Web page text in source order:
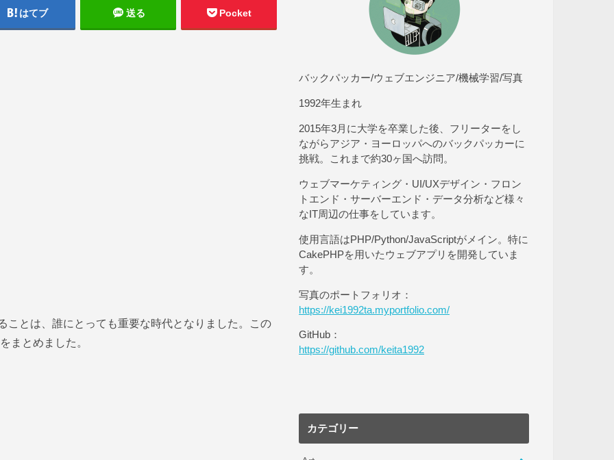
はてブ 送る Pocket
ことは、誰にとっても重要な時代となりました。この
まとめました。
バックパッカー/ウェブエンジニア/機械学習/写真
1992年生まれ
2015年3月に大学を卒業した後、フリーターをし
ながらアジア・ヨーロッパへのバックパッカーに
挑戦。これまで約30ヶ国へ訪問。
ウェブマーケティング・UI/UXデザイン・フロン
トエンド・サーバーエンド・データ分析など様々
なIT周辺の仕事をしています。
使用言語はPHP/Python/JavaScriptがメイン。特に
CakePHPを用いたウェブアプリを開発していま
す。
写真のポートフォリオ：
https://kei1992ta.myportfolio.com/
GitHub：
https://github.com/keita1992
カテゴリー